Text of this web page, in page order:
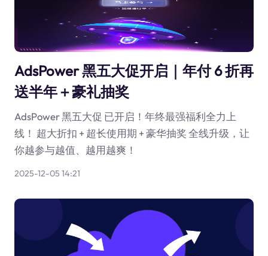
AdsPower 黑五大促开启｜年付 6 折再
送半年＋豪礼抽奖
AdsPower 黑五大促 已开启！年终最强福利全力上
线！ 超大折扣 + 超长使用期 + 豪华抽奖 全线升级，让
你越参与越值、越用越爽！
2025-12-05 14:21